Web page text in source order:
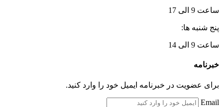
ساعت 9 الی 17
پنج شنبه ها:
ساعت 9 الی 14
خبرنامه
برای عضویت در خبرنامه ایمیل خود را وارد کنید.
Email